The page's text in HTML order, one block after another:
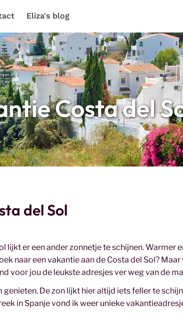
Eliza's blog
Costa del
del Sol
lijkt er een ander zonnetje te schijnen. Warmer
naar een vakantie aan de Costa del Sol? Maar
voor jou de leukste adresjes ver weg van de
De zon lijkt hier altijd iets feller te
in Spanje vond ik weer unieke